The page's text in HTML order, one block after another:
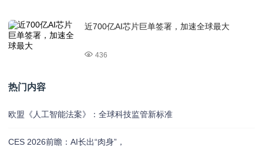
近700亿AI芯片巨单签署，加速全球最大
436
热门内容
欧盟《人工智能法案》：全球科技监管新标准
CES 2026前瞻：AI长出“肉身”，